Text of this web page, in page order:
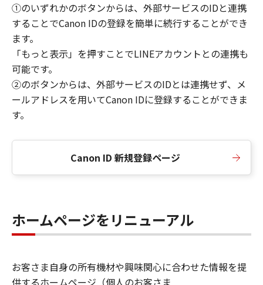
①のいずれかのボタンからは、外部サービスのIDと連携
することでCanon IDの登録を簡単に続行することができ
ます。
「もっと表示」を押すことでLINEアカウントとの連携も
可能です。
②のボタンからは、外部サービスのIDとは連携せず、メ
ールアドレスを用いてCanon IDに登録することができま
す。
Canon ID 新規登録ページ
ホームページをリニューアル
お客さま自身の所有機材や興味関心に合わせた情報を提